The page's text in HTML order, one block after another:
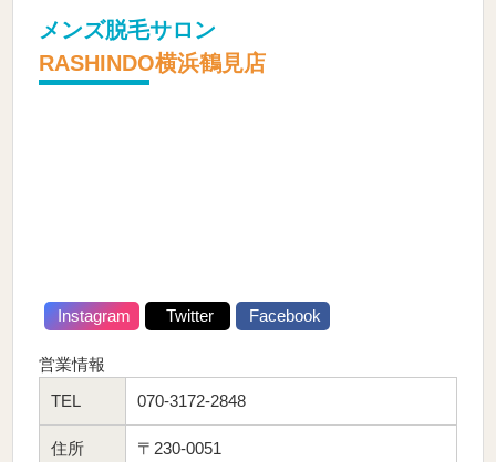
メンズ脱毛サロン
RASHINDO横浜鶴見店
Instagram Twitter Facebook
営業情報
TEL
070-3172-2848
住所
〒230-0051